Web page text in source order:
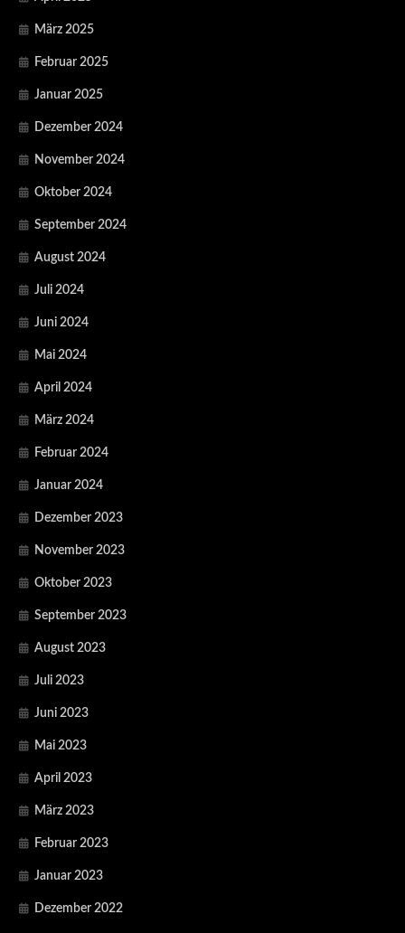
März 2025
Februar 2025
Januar 2025
Dezember 2024
November 2024
Oktober 2024
September 2024
August 2024
Juli 2024
Juni 2024
Mai 2024
April 2024
März 2024
Februar 2024
Januar 2024
Dezember 2023
November 2023
Oktober 2023
September 2023
August 2023
Juli 2023
Juni 2023
Mai 2023
April 2023
März 2023
Februar 2023
Januar 2023
Dezember 2022